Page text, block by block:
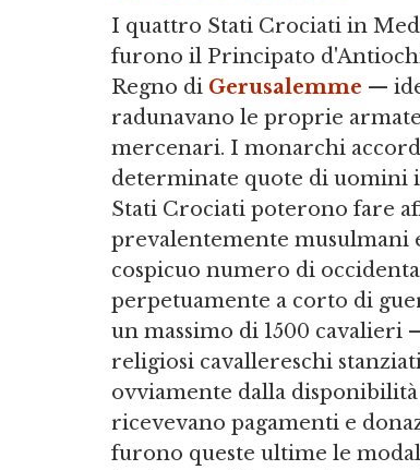
I quattro Stati Crociati in
furono il Principato
Regno di Gerusalemme —
radunavano le proprie
mercenari. I monarchi
determinate quote di uomini
Stati Crociati poterono fare
prevalentemente musulmani
cospicuo numero di
perpetuamente a corto di
un massimo di 1500
religiosi cavallereschi
ovviamente dalla
ricevevano pagamenti e
furono queste ultime le